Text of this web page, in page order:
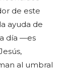
de este
ayuda de
día —es
al umbral